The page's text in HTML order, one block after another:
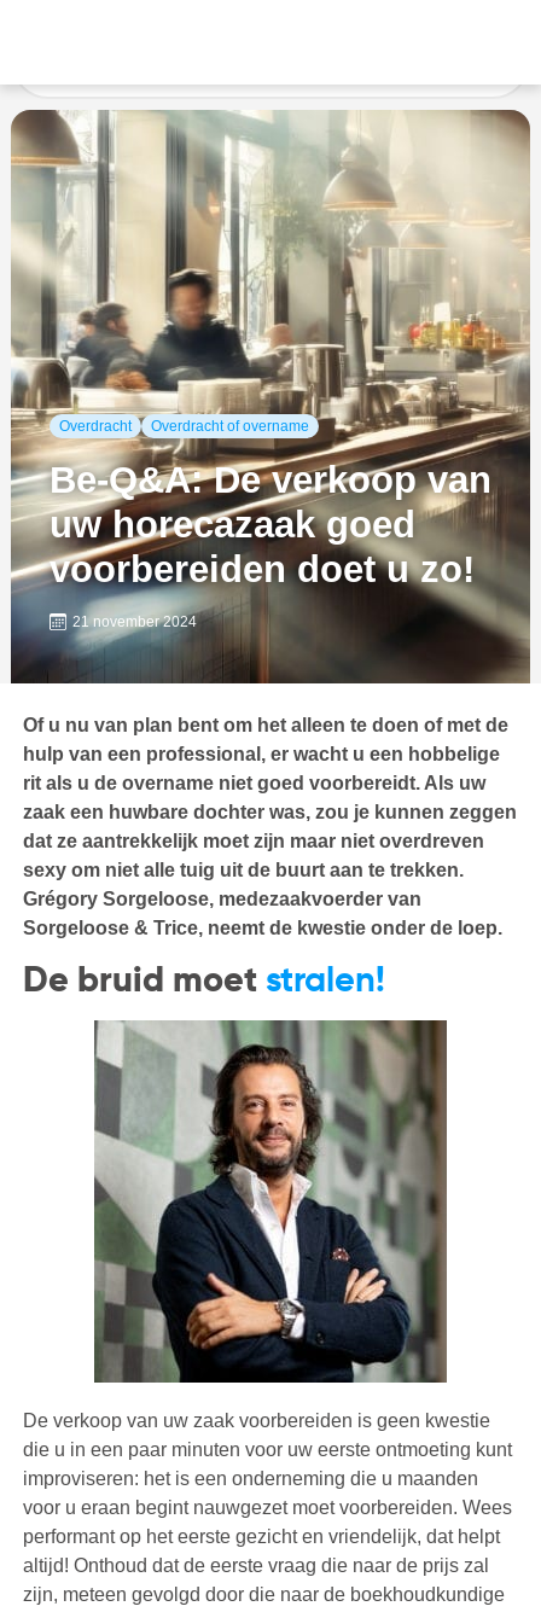
Overdracht Overdracht of overname
Be-Q&A: De verkoop van
uw horecazaak goed
voorbereiden doet u zo!
21 november 2024
Of u nu van plan bent om het alleen te doen of met de
hulp van een professional, er wacht u een hobbelige
rit als u de overname niet goed voorbereidt. Als uw
zaak een huwbare dochter was, zou je kunnen zeggen
dat ze aantrekkelijk moet zijn maar niet overdreven
sexy om niet alle tuig uit de buurt aan te trekken.
Grégory Sorgeloose, medezaakvoerder van
Sorgeloose & Trice, neemt de kwestie onder de loep.
De bruid moet stralen!
De verkoop van uw zaak voorbereiden is geen kwestie
die u in een paar minuten voor uw eerste ontmoeting kunt
improviseren: het is een onderneming die u maanden
voor u eraan begint nauwgezet moet voorbereiden. Wees
performant op het eerste gezicht en vriendelijk, dat helpt
altijd! Onthoud dat de eerste vraag die naar de prijs zal
zijn, meteen gevolgd door die naar de boekhoudkundige